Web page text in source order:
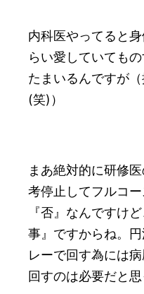
内科医やってると
らい愛していても
たまいるんですが
(笑)）
まあ絶対的に研修
考停止してフルコ
『否』なんですけ
事』ですからね。
レーで回す為には
回すのは必要だと思